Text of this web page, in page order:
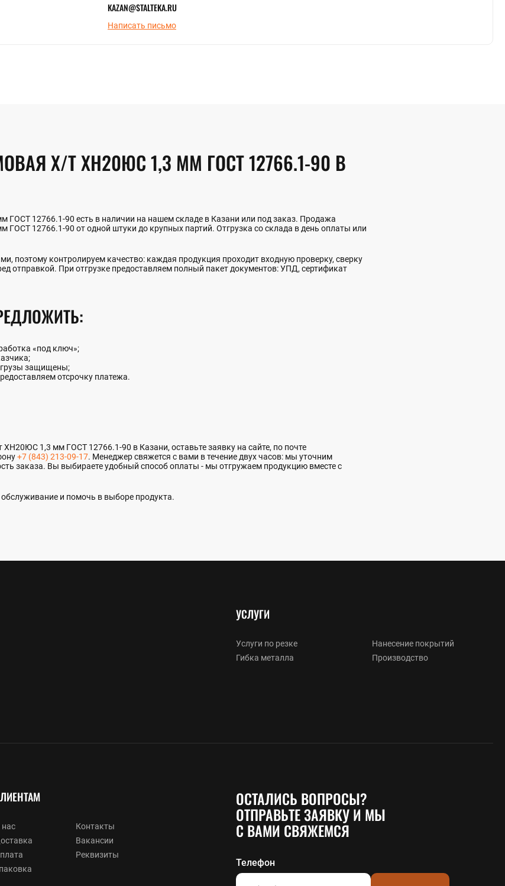
KAZAN@STALTEKA.RU
Написать письмо
Х/Т ХН20ЮС 1,3 ММ ГОСТ 12766.1-90 В
12766.1-90 есть в наличии на нашем складе в Казани или под заказ. Продажа
12766.1-90 от одной штуки до крупных партий. Отгрузка со склада в день оплаты или
поэтому контролируем качество: каждая продукция проходит входную проверку, сверку
отправкой. При отгрузке предоставляем полный пакет документов: УПД, сертификат
«под ключ»;
грузы защищены;
отсрочку платежа.
1,3 мм ГОСТ 12766.1-90 в Казани, оставьте заявку на сайте, по почте
+7 (843) 213-09-17. Менеджер свяжется с вами в течение двух часов: мы уточним
заказа. Вы выбираете удобный способ оплаты - мы отгружаем продукцию вместе с
и помочь в выборе продукта.
УСЛУГИ
Услуги по резке
Гибка металла
Нанесение покрытий
Производство
Контакты
Вакансии
Реквизиты
ОСТАЛИСЬ ВОПРОСЫ?
ОТПРАВЬТЕ ЗАЯВКУ И МЫ
С ВАМИ СВЯЖЕМСЯ
Телефон